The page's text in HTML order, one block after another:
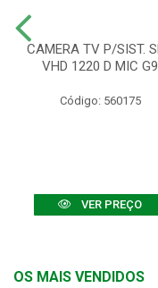
CAMERA TV P/SIST.
VHD 1220 D MIC G9
Código: 560175
VER PREÇO
OS MAIS VENDIDOS